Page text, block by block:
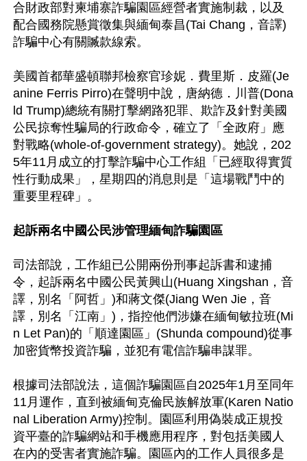
合財政部對柬埔寨詐騙園區經營者實施制裁，以及
配合國務院懸賞徵集與緬甸泰昌(Tai Chang，音譯)
詐騙中心有關贓款線索。
美國首都華盛頓聯邦檢察官珍妮．費里斯．皮羅(Je
anine Ferris Pirro)在聲明中說，唐納德．川普(Dona
ld Trump)總統有關打擊網路犯罪、欺詐及針對美國
公民掠奪性騙局的行政命令，確立了「全政府」應
對戰略(whole-of-government strategy)。她說，202
5年11月成立的打擊詐騙中心工作組「已經取得實質
性行動成果」，星期四的消息則是「這場戰鬥中的
重要里程碑」。
起訴兩名中國公民涉管理緬甸詐騙園區
司法部說，工作組已公開兩份刑事起訴書和逮捕
令，起訴兩名中國公民黃興山(Huang Xingshan，音
譯，別名「阿哲」)和蔣文傑(Jiang Wen Jie，音
譯，別名「江南」)，指控他們涉嫌在緬甸敏拉班(Mi
n Let Pan)的「順達園區」(Shunda compound)從事
加密貨幣投資詐騙，並犯有電信詐騙串謀罪。
根據司法部說法，這個詐騙園區自2025年1月至同年
11月運作，直到被緬甸克倫民族解放軍(Karen Natio
nal Liberation Army)控制。園區利用偽裝成正規投
資平臺的詐騙網站和手機應用程序，對包括美國人
在內的受害者實施詐騙。園區內的工作人員很多是